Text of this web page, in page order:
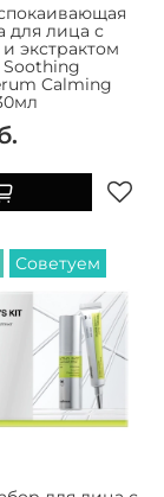
для лица с
экстрактом
Calming
Советуем